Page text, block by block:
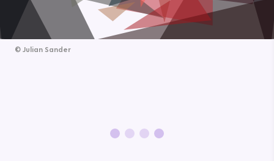
© Julian Sander